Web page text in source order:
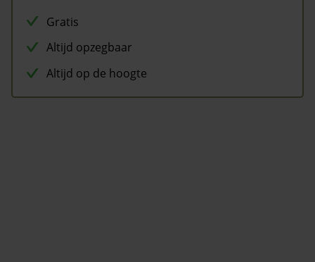
Gratis
Altijd opzegbaar
Altijd op de hoogte